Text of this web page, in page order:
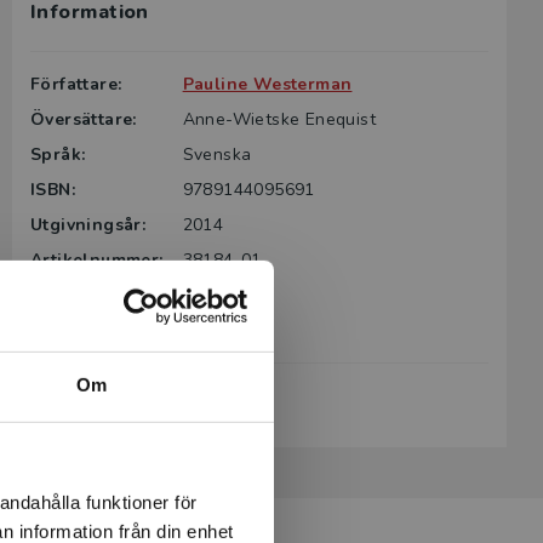
Om
funktioner för
information från din enhet
Information
Författare:
Pauline Westerman
Översättare:
Anne-Wietske Enequist
Språk:
Svenska
ISBN:
9789144095691
Utgivningsår:
2014
Artikelnummer:
38184-01
Första
258
Köp- och leveransvillkor